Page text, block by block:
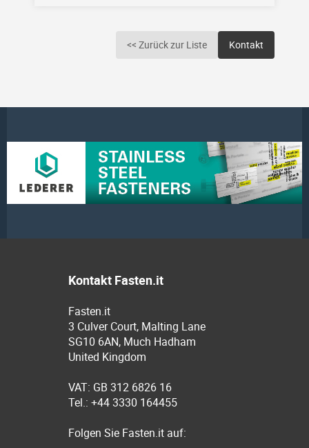
<< Zurück zur Liste Kontakt
Kontakt Fasten.it
Fasten.it
3 Culver Court, Malting Lane
SG10 6AN, Much Hadham
United Kingdom
VAT: GB 312 6826 16
Tel.: +44 3330 164455
Folgen Sie Fasten.it auf: